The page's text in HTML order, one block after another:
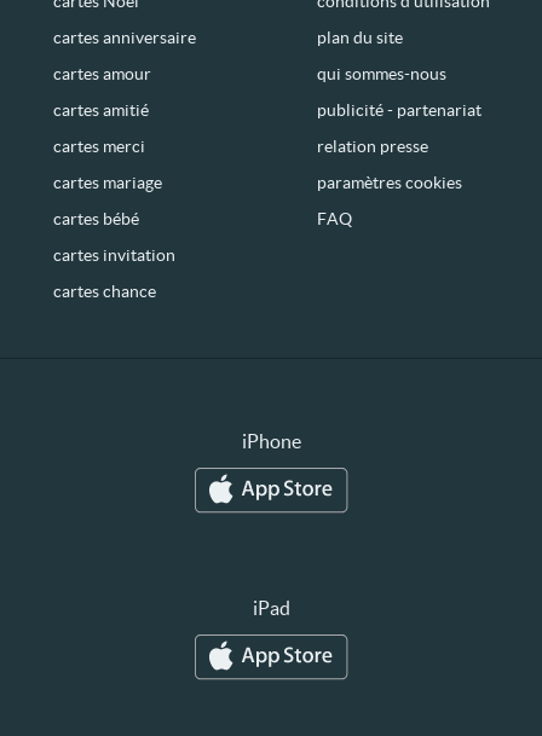
cartes anniversaire
cartes amour
cartes amitié
cartes merci
cartes mariage
cartes bébé
cartes invitation
cartes chance
plan du site
qui sommes-nous
publicité - partenariat
relation presse
paramètres cookies
FAQ
iPhone
iPad